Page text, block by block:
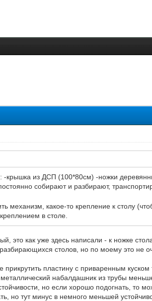
-крышка из ДСП (100*80см) -ножки
собирают и разбирают,
механизм, какое-то крепление к столу
в столе.
это как уже здесь написали - к ножке
столов, но по моему это не
прикрутить пластину с приваренным
набалдашник из трубы
но если хорошо подогнать, то
но тут минус в немного меньшей